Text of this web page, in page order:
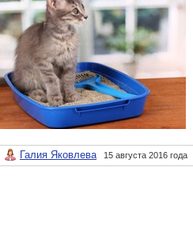
Галия Яковлева 15 августа 2016 года